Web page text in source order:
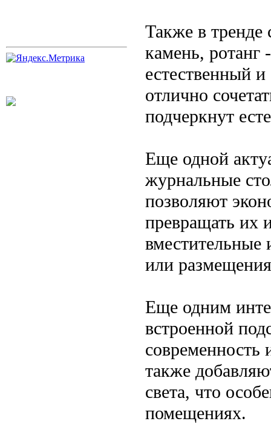
Также в тренде
камень, ротанг
естественный
отлично
подчеркнут
Еще одной
журнальные
позволяют
превращать их
вместительные
или
Еще одним
встроенной
современность
также
света, что
помещениях.